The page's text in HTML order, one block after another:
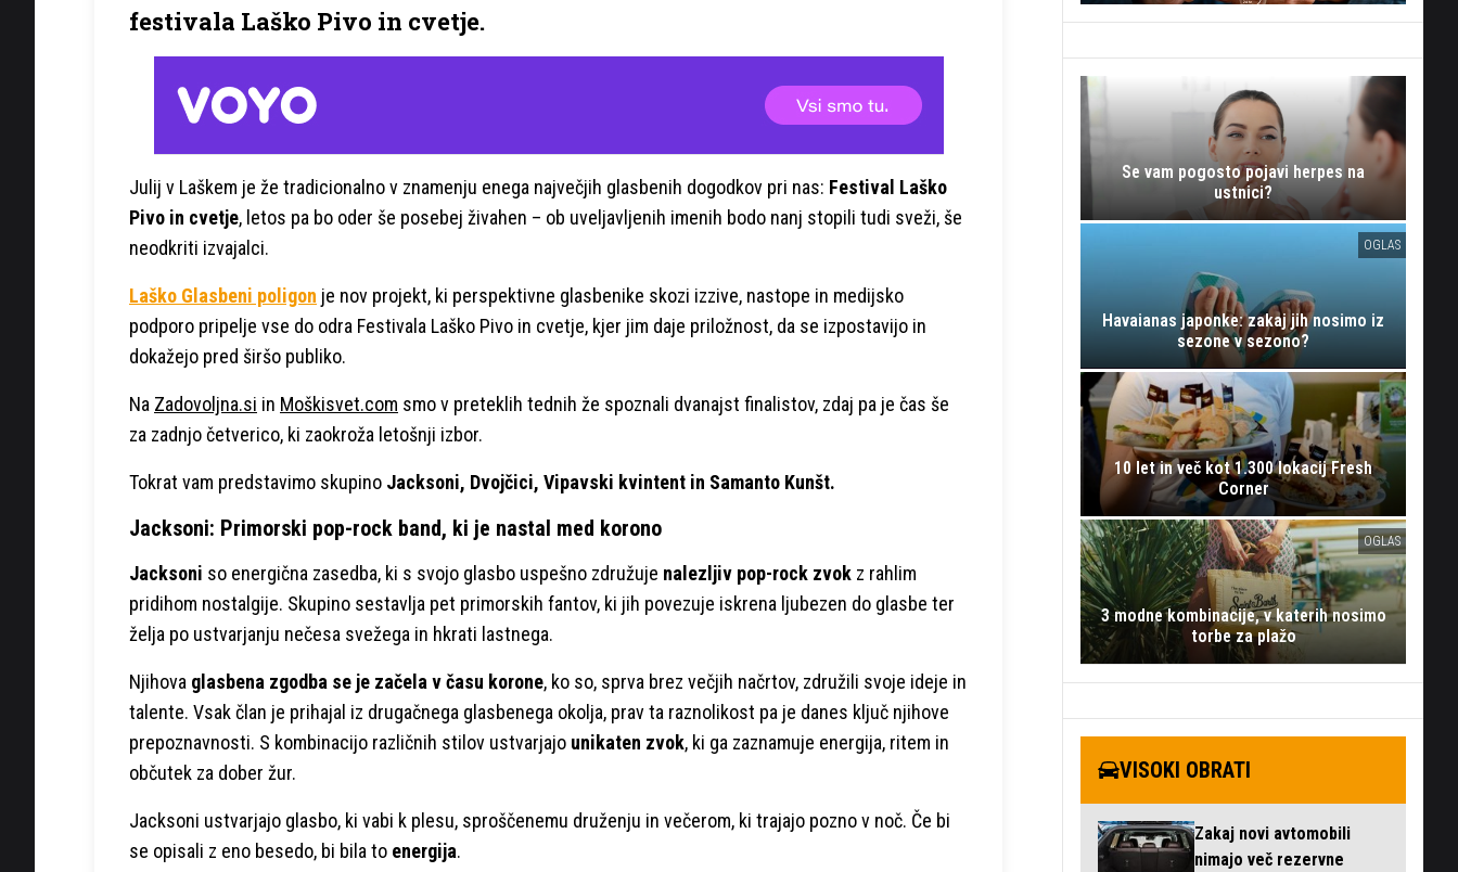
festivala Laško Pivo in cvetje.
Julij v Laškem je že tradicionalno v znamenju enega največjih glasbenih dogodkov pri nas: Festival Laško
Pivo in cvetje, letos pa bo oder še posebej živahen – ob uveljavljenih imenih bodo nanj stopili tudi sveži, še
neodkriti izvajalci.
Laško Glasbeni poligon je nov projekt, ki perspektivne glasbenike skozi izzive, nastope in medijsko
podporo pripelje vse do odra Festivala Laško Pivo in cvetje, kjer jim daje priložnost, da se izpostavijo in
dokažejo pred širšo publiko.
Na Zadovoljna.si in Moškisvet.com smo v preteklih tednih že spoznali dvanajst finalistov, zdaj pa je čas še
za zadnjo četverico, ki zaokroža letošnji izbor.
Tokrat vam predstavimo skupino Jacksoni, Dvojčici, Vipavski kvintent in Samanto Kunšt.
Jacksoni: Primorski pop-rock band, ki je nastal med korono
Jacksoni so energična zasedba, ki s svojo glasbo uspešno združuje nalezljiv pop-rock zvok z rahlim
pridihom nostalgije. Skupino sestavlja pet primorskih fantov, ki jih povezuje iskrena ljubezen do glasbe ter
želja po ustvarjanju nečesa svežega in hkrati lastnega.
Njihova glasbena zgodba se je začela v času korone, ko so, sprva brez večjih načrtov, združili svoje ideje in
talente. Vsak član je prihajal iz drugačnega glasbenega okolja, prav ta raznolikost pa je danes ključ njihove
prepoznavnosti. S kombinacijo različnih stilov ustvarjajo unikaten zvok, ki ga zaznamuje energija, ritem in
občutek za dober žur.
Jacksoni ustvarjajo glasbo, ki vabi k plesu, sproščenemu druženju in večerom, ki trajajo pozno v noč. Če bi
se opisali z eno besedo, bi bila to energija.
Se vam pogosto pojavi herpes na
ustnici?
OGLAS
Havaianas japonke: zakaj jih nosimo iz
sezone v sezono?
10 let in več kot 1.300 lokacij Fresh
Corner
OGLAS
3 modne kombinacije, v katerih nosimo
torbe za plažo
VISOKI OBRATI
Zakaj novi avtomobili
nimajo več rezervne